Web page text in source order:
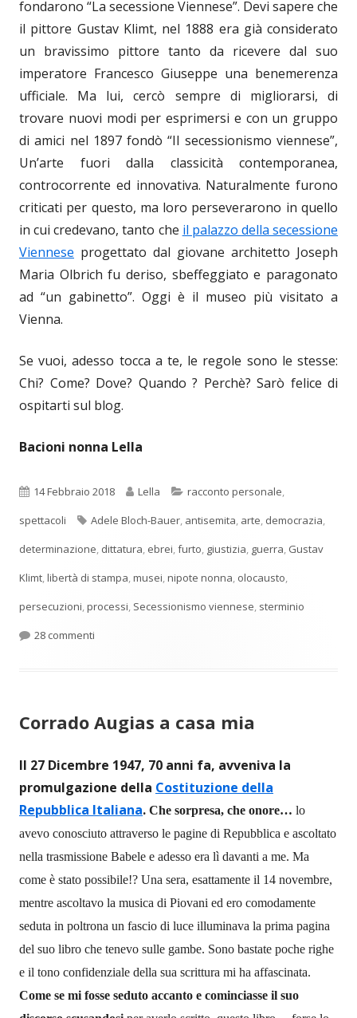
fondarono “La secessione Viennese”. Devi sapere che
il pittore Gustav Klimt, nel 1888 era già considerato
un bravissimo pittore tanto da ricevere dal suo
imperatore Francesco Giuseppe una benemerenza
ufficiale. Ma lui, cercò sempre di migliorarsi, di
trovare nuovi modi per esprimersi e con un gruppo
di amici nel 1897 fondò “Il secessionismo viennese”,
Un’arte fuori dalla classicità contemporanea,
controcorrente ed innovativa. Naturalmente furono
criticati per questo, ma loro perseverarono in quello
in cui credevano, tanto che il palazzo della secessione
Viennese progettato dal giovane architetto Joseph
Maria Olbrich fu deriso, sbeffeggiato e paragonato
ad “un gabinetto”. Oggi è il museo più visitato a
Vienna.
Se vuoi, adesso tocca a te, le regole sono le stesse:
Chi? Come? Dove? Quando ? Perchè? Sarò felice di
ospitarti sul blog.
Bacioni nonna Lella
Pubblicato
14 Febbraio 2018 Autore
Lella Categorie
racconto personale,
spettacoli
Tag
Adele Bloch-Bauer, antisemita, arte, democrazia,
determinazione, dittatura, ebrei,furto, giustizia, guerra, Gustav
Klimt,libertà di stampa,musei,nipote nonna, olocausto,
persecuzioni,processi, Secessionismo viennese, sterminio
28 commenti
Corrado Augias a casa mia
Il 27 Dicembre 1947, 70 anni fa, avveniva la
promulgazione della Costituzione della
Repubblica Italiana. Che sorpresa, che onore… lo
avevo conosciuto attraverso le pagine di Repubblica e ascoltato
nella trasmissione Babele e adesso era lì davanti a me. Ma
come è stato possibile!? Una sera, esattamente il 14 novembre,
mentre ascoltavo la musica di Piovani ed ero comodamente
seduta in poltrona un fascio di luce illuminava la prima pagina
del suo libro che tenevo sulle gambe. Sono bastate poche righe
e il tono confidenziale della sua scrittura mi ha affascinata.
Come se mi fosse seduto accanto e cominciasse il suo